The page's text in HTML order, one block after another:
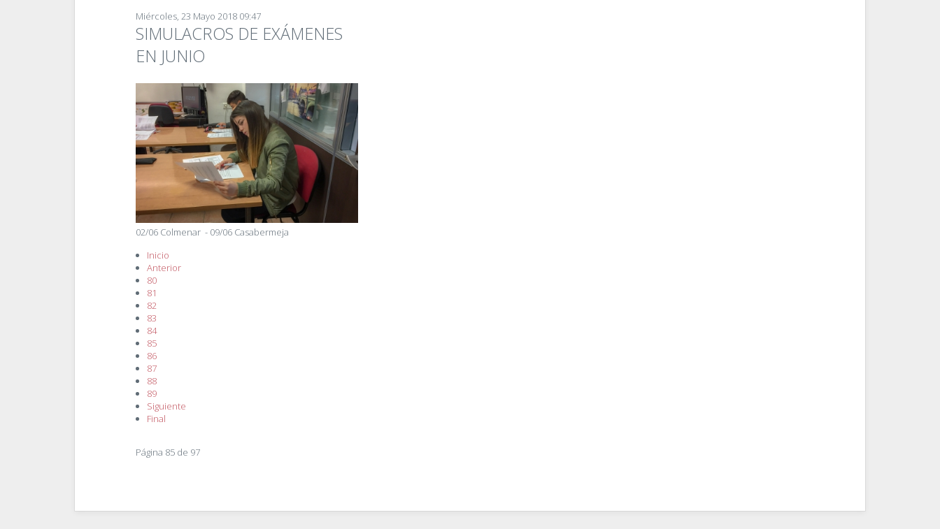
Miércoles, 23 Mayo 2018 09:47
SIMULACROS DE EXÁMENES
EN JUNIO
02/06 Colmenar - 09/06 Casabermeja
Inicio
Anterior
80
81
82
83
84
85
86
87
88
89
Siguiente
Final
Página 85 de 97